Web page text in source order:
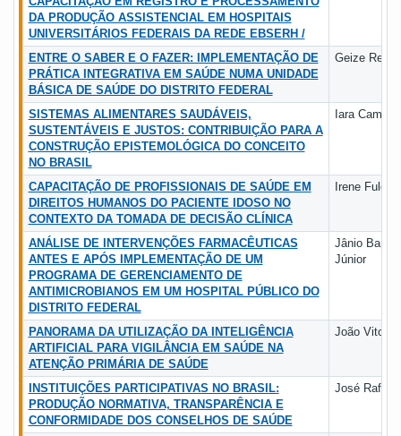
DA PRODUÇÃO ASSISTENCIAL EM HOSPITAIS
UNIVERSITÁRIOS FEDERAIS DA REDE EBSERH /
ENTRE O SABER E O FAZER: IMPLEMENTAÇÃO DE
PRÁTICA INTEGRATIVA EM SAÚDE NUMA UNIDADE
BÁSICA DE SAÚDE DO DISTRITO FEDERAL
Geize
SISTEMAS ALIMENTARES SAUDÁVEIS,
SUSTENTÁVEIS E JUSTOS: CONTRIBUIÇÃO PARA A
CONSTRUÇÃO EPISTEMOLÓGICA DO CONCEITO
NO BRASIL
Iara
CAPACITAÇÃO DE PROFISSIONAIS DE SAÚDE EM
DIREITOS HUMANOS DO PACIENTE IDOSO NO
CONTEXTO DA TOMADA DE DECISÃO CLÍNICA
Irene
ANÁLISE DE INTERVENÇÕES FARMACÊUTICAS
ANTES E APÓS IMPLEMENTAÇÃO DE UM
PROGRAMA DE GERENCIAMENTO DE
ANTIMICROBIANOS EM UM HOSPITAL PÚBLICO DO
DISTRITO FEDERAL
Jânio
Júnior
PANORAMA DA UTILIZAÇÃO DA INTELIGÊNCIA
ARTIFICIAL PARA VIGILÂNCIA EM SAÚDE NA
ATENÇÃO PRIMÁRIA DE SAÚDE
João Vitor
INSTITUIÇÕES PARTICIPATIVAS NO BRASIL:
PRODUÇÃO NORMATIVA, TRANSPARÊNCIA E
CONFORMIDADE DOS CONSELHOS DE SAÚDE
José Rafael